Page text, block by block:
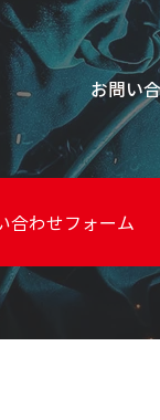
お問い
合わせフォーム